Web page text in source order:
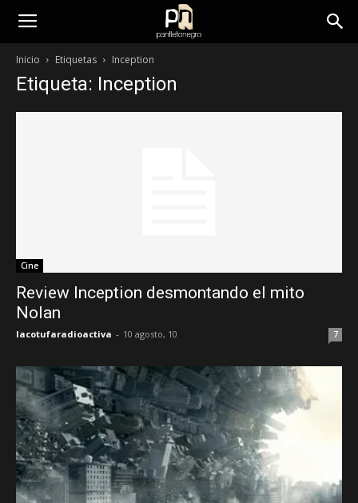
panfletonegro
Inicio Etiquetas Inception
Etiqueta: Inception
Cine
Review Inception desmontando el mito
Nolan
lacotufaradioactiva - 10 agosto, 10 7